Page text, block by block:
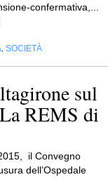
confermativa,...
, SOCIETÀ
sul
REMS di
il Convegno
dell’Ospedale